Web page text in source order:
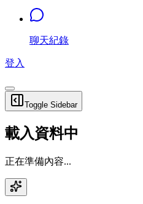
聊天紀錄
登入
Toggle Sidebar
載入資料中
正在準備內容...